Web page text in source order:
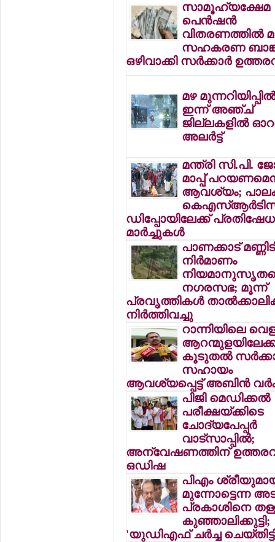
സാമൂഹ്യക്ഷേമ
പെന്‍ഷന്‍
വിതരണത്തില്‍
സഹകരണ
ഒഴിവാക്കി സര്‍ക്കാര്‍
മഴ മുന്നറിയിപ്പില്‍
ഇന്ന് അഞ്ച്
ജില്ലകളില്‍
അലര്‍ട്ട്
മന്ത്രി സി.പി.
മാപ്പ്
ആവശ്യം;
ഡിപ്പോയിലേക്ക് പ്രതിഷേധ
മാര്‍ച്ചുകള്‍
പാണക്കാട്
നിര്‍മാണം
നഗരസഭ; മൂന്ന്
പ്രവൃത്തികള്‍
നിര്‍ത്തിവച്ചു
റാന്നിയിലെ
കൂടുതല്‍
സഹായം
ആവശ്യപ്പെട്ട് അബിന്‍
പിജി മെഡിക്കല്‍
പരീക്ഷയ്ക്കിടെ
ചോദ്യപേപ്പര്‍
വാട്സാപ്പില്‍;
അന്വേഷണത്തിന്
ഒഡിഷ
പിഎം
മുന്നോട്ടെന്ന
പ്രകാശിനെ
കുഞ്ഞാലിക്കുട്ടി;
'യുഡിഎഫ് ചര്‍ച്ച